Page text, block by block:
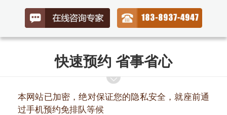
快速预约 省事省心
本网站已加密，绝对保证您的隐私安全，就座前通
过手机预约免排队等候